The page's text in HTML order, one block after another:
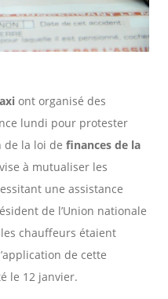
ont organisé des
lundi pour protester
de la loi de finances de la
à mutualiser les
une assistance
de l’Union nationale
chauffeurs étaient
de cette
le 12 janvier.